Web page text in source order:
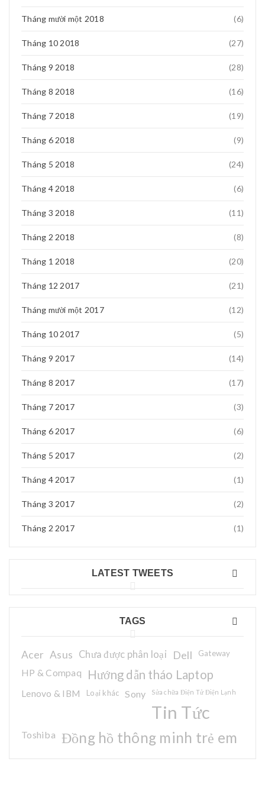
Tháng mười một 2018 (6)
Tháng 10 2018 (27)
Tháng 9 2018 (28)
Tháng 8 2018 (16)
Tháng 7 2018 (19)
Tháng 6 2018 (9)
Tháng 5 2018 (24)
Tháng 4 2018 (6)
Tháng 3 2018 (11)
Tháng 2 2018 (8)
Tháng 1 2018 (20)
Tháng 12 2017 (21)
Tháng mười một 2017 (12)
Tháng 10 2017 (5)
Tháng 9 2017 (14)
Tháng 8 2017 (17)
Tháng 7 2017 (3)
Tháng 6 2017 (6)
Tháng 5 2017 (2)
Tháng 4 2017 (1)
Tháng 3 2017 (2)
Tháng 2 2017 (1)
LATEST TWEETS
TAGS
Acer Asus Chưa được phân loại Dell Gateway
HP & Compaq Hướng dẫn tháo Laptop
Lenovo & IBM Loại khác Sony Sửa chữa Điện Tử Điện Lạnh
Tin Tức
Toshiba Đồng hồ thông minh trẻ em